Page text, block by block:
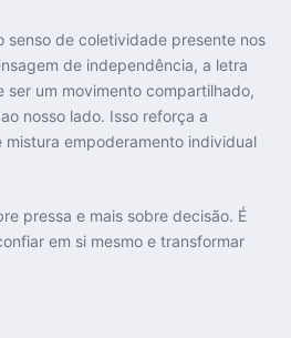
senso de coletividade presente nos
de independência, a letra
ser um movimento compartilhado,
nosso lado. Isso reforça a
empoderamento individual
pressa e mais sobre decisão. É
em si mesmo e transformar